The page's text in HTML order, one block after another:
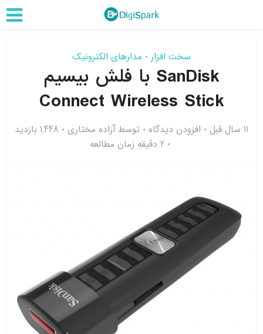
سخت افزار • مدارهای الکترونیک
SanDisk با فلش بیسیم
Connect Wireless Stick
11 سال قبل افزودن دیدگاه توسط آزاده مختاری
1,448 بازدید
2 دقیقه زمان مطالعه